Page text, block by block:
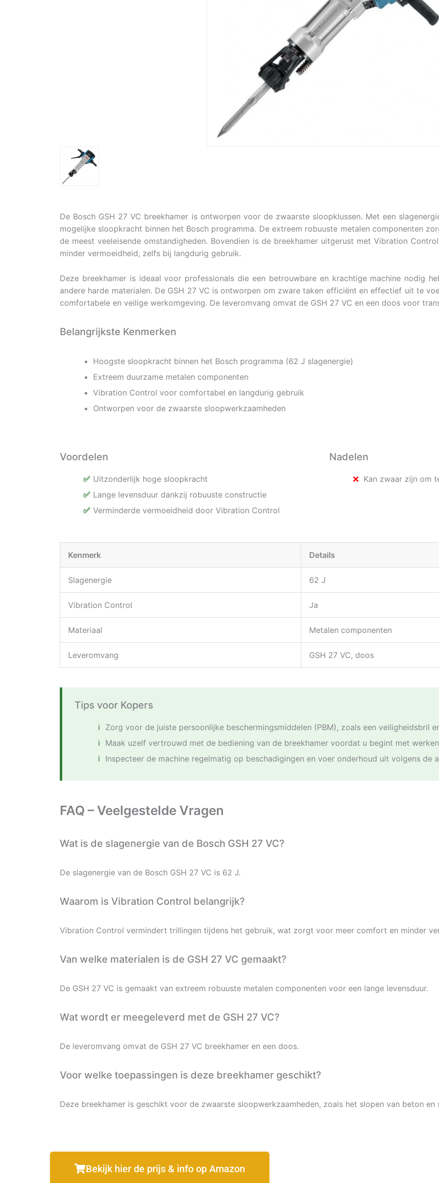
De Bosch GSH 27 VC breekhamer is ontworpen voor de zwaarste sloopklussen. Met een
mogelijke sloopkracht binnen het Bosch programma. De extreem robuuste metalen componenten
de meest veeleisende omstandigheden. Bovendien is de breekhamer uitgerust met Vibration
minder vermoeidheid, zelfs bij langdurig gebruik.
Deze breekhamer is ideaal voor professionals die een betrouwbare en krachtige machine nodig
andere harde materialen. De GSH 27 VC is ontworpen om zware taken efficiënt en effectief uit te
comfortabele en veilige werkomgeving. De leveromvang omvat de GSH 27 VC en een doos voor
Belangrijkste Kenmerken
Hoogste sloopkracht binnen het Bosch programma (62 J slagenergie)
Extreem duurzame metalen componenten
Vibration Control voor comfortabel en langdurig gebruik
Ontworpen voor de zwaarste sloopwerkzaamheden
Voordelen
Uitzonderlijk hoge sloopkracht
Lange levensduur dankzij robuuste constructie
Verminderde vermoeidheid door Vibration Control
Nadelen
Kan zwaar zijn om
Kenmerk Details
Slagenergie 62 J
Vibration Control Ja
Materiaal Metalen componenten
Leveromvang GSH 27 VC, doos
Tips voor Kopers
Zorg voor de juiste persoonlijke beschermingsmiddelen (PBM), zoals een veiligheidsbril
Maak uzelf vertrouwd met de bediening van de breekhamer voordat u begint met
Inspecteer de machine regelmatig op beschadigingen en voer onderhoud uit volgens de
FAQ – Veelgestelde Vragen
Wat is de slagenergie van de Bosch GSH 27 VC?
De slagenergie van de Bosch GSH 27 VC is 62 J.
Waarom is Vibration Control belangrijk?
Vibration Control vermindert trillingen tijdens het gebruik, wat zorgt voor meer comfort en minder
Van welke materialen is de GSH 27 VC gemaakt?
De GSH 27 VC is gemaakt van extreem robuuste metalen componenten voor een lange levensduur.
Wat wordt er meegeleverd met de GSH 27 VC?
De leveromvang omvat de GSH 27 VC breekhamer en een doos.
Voor welke toepassingen is deze breekhamer geschikt?
Deze breekhamer is geschikt voor de zwaarste sloopwerkzaamheden, zoals het slopen van beton en
Bekijk hier de prijs & info op Amazon